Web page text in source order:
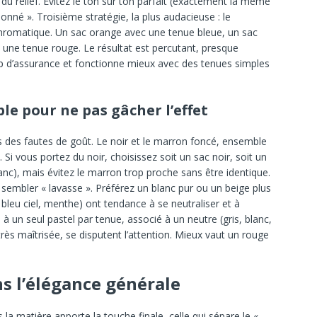
». Troisième stratégie, la plus audacieuse : le
Un sac orange avec une tenue bleue, un sac
tenue rouge. Le résultat est percutant, presque
et fonctionne mieux avec des tenues simples
pour ne pas gâcher l’effet
fautes de goût. Le noir et le marron foncé, ensemble
vous portez du noir, choisissez soit un sac noir, soit un
mais évitez le marron trop proche sans être identique.
« lavasse ». Préférez un blanc pur ou un beige plus
ciel, menthe) ont tendance à se neutraliser et à
un seul pastel par tenue, associé à un neutre (gris, blanc,
maîtrisée, se disputent l’attention. Mieux vaut un rouge
l’élégance générale